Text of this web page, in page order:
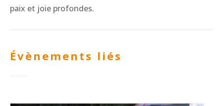
paix et joie profondes.
Évènements liés